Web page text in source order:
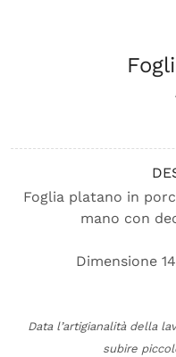
Foglia platano in
mano con
Dimensione
Data l’artigianalità della
subire